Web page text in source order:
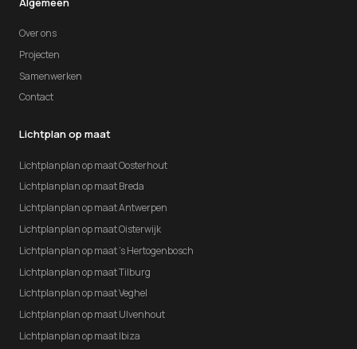
Over ons
Projecten
Samenwerken
Contact
Lichtplan op maat
Lichtplanplan op maat Oosterhout
Lichtplanplan op maat Breda
Lichtplanplan op maat Antwerpen
Lichtplanplan op maat Oisterwijk
Lichtplanplan op maat 's Hertogenbosch
Lichtplanplan op maat Tilburg
Lichtplanplan op maat Veghel
Lichtplanplan op maat Ulvenhout
Lichtplanplan op maat Ibiza